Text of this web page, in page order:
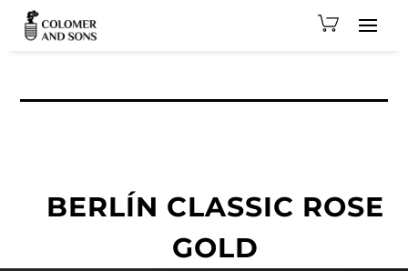
BERLÍN CLASSIC ROSE
GOLD